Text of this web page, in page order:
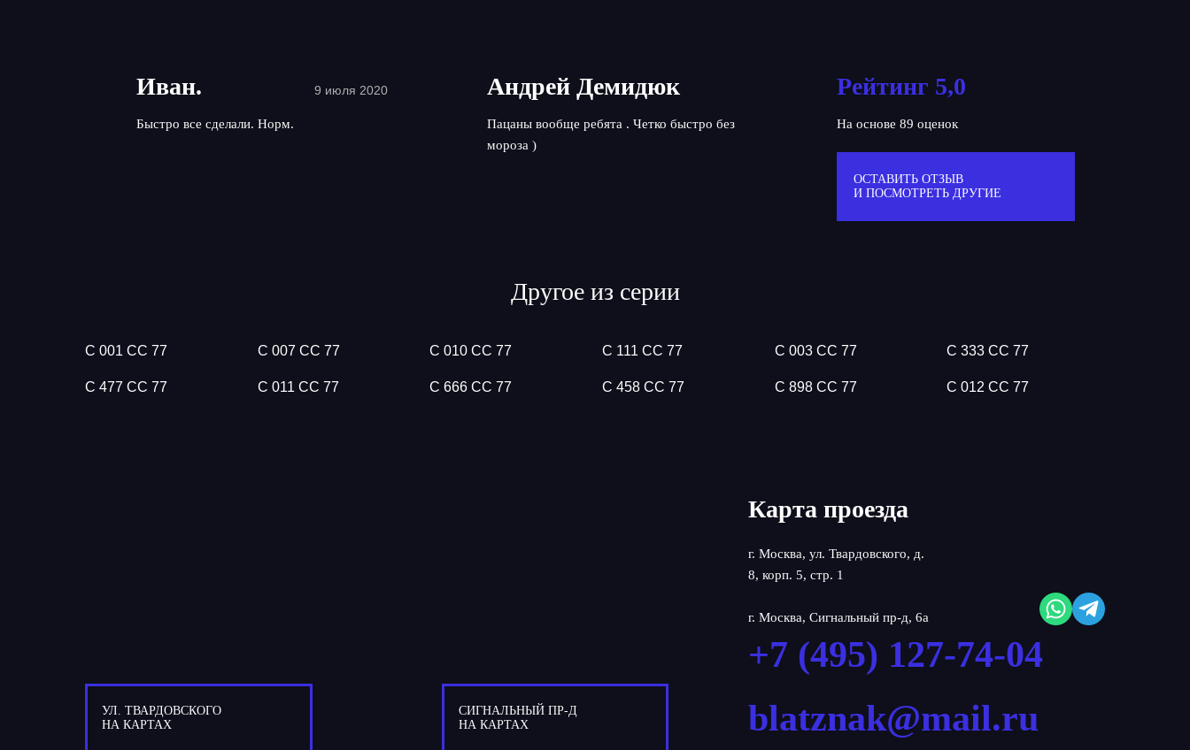
Иван. 9 июля 2020
Быстро все сделали. Норм.
Андрей Демидюк
Пацаны вообще ребята . Четко быстро без
мороза )
Рейтинг 5,0
На основе 89 оценок
ОСТАВИТЬ ОТЗЫВ
И ПОСМОТРЕТЬ ДРУГИЕ
Другое из серии
С 001 СС 77 С 007 СС 77 С 010 СС 77 С 111 СС 77 С 003 СС 77 С 333 СС 77
С 477 СС 77 С 011 СС 77 С 666 СС 77 С 458 СС 77 С 898 СС 77 С 012 СС 77
УЛ. ТВАРДОВСКОГО
НА КАРТАХ
СИГНАЛЬНЫЙ ПР-Д
НА КАРТАХ
Карта проезда
г. Москва, ул. Твардовского, д.
8, корп. 5, стр. 1
г. Москва, Сигнальный пр-д, 6а
+7 (495) 127-74-04
blatznak@mail.ru